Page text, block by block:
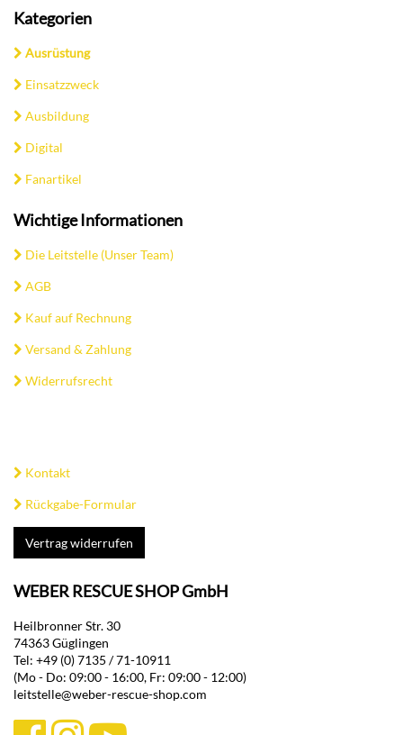
Kategorien
Ausrüstung
Einsatzzweck
Ausbildung
Digital
Fanartikel
Wichtige Informationen
Die Leitstelle (Unser Team)
AGB
Kauf auf Rechnung
Versand & Zahlung
Widerrufsrecht
Kontakt
Rückgabe-Formular
Vertrag widerrufen
WEBER RESCUE SHOP GmbH
Heilbronner Str. 30
74363 Güglingen
Tel: +49 (0) 7135 / 71-10911
(Mo - Do: 09:00 - 16:00, Fr: 09:00 - 12:00)
leitstelle@weber-rescue-shop.com